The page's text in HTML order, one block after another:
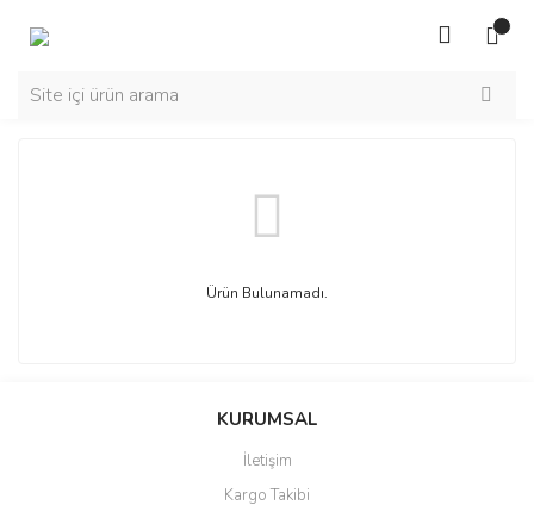
Ürün Bulunamadı.
KURUMSAL
İletişim
Kargo Takibi